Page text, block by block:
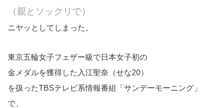
（親とソックリで）
ニヤッとしてしまった。
東京五輪女子フェザー級で日本女子初の
金メダルを獲得した入江聖奈（せな20）
を扱ったTBSテレビ系情報番組「サンデーモーニング」
で、